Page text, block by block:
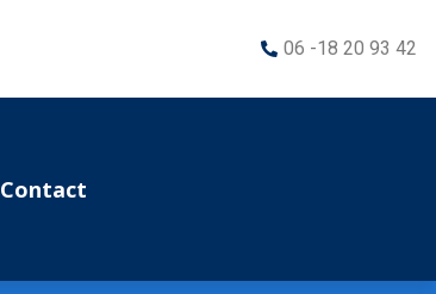
06 -18 20 93 42
Contact